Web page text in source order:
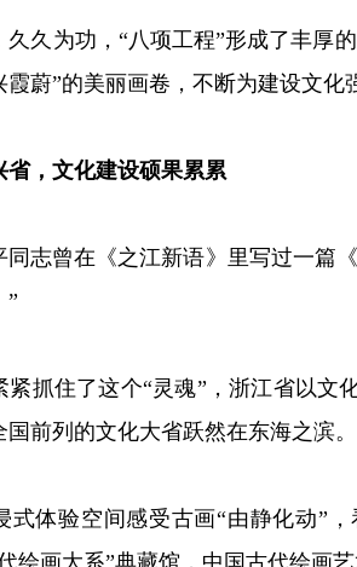
为功，“八项工程”形成了丰厚的
霞蔚”的美丽画卷，不断为建设文化
省，文化建设硕果累累
曾在《之江新语》里写过一篇《
”
住了这个“灵魂”，浙江省以文化
前列的文化大省跃然在东海之滨。
验空间感受古画“由静化动”，
绘画大系”典藏馆，中国古代绘画